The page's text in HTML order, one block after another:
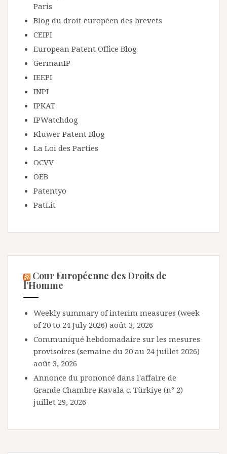
Paris
Blog du droit européen des brevets
CEIPI
European Patent Office Blog
GermanIP
IEEPI
INPI
IPKAT
IPWatchdog
Kluwer Patent Blog
La Loi des Parties
OCVV
OEB
Patentyo
PatLit
Cour Européenne des Droits de
l’Homme
Weekly summary of interim measures (week
of 20 to 24 July 2026) août 3, 2026
Communiqué hebdomadaire sur les mesures
provisoires (semaine du 20 au 24 juillet 2026)
août 3, 2026
Annonce du prononcé dans l'affaire de
Grande Chambre Kavala c. Türkiye (n° 2)
juillet 29, 2026